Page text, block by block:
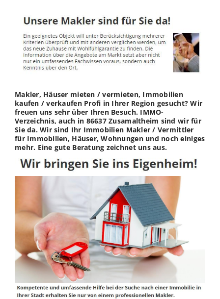
Makler, Häuser mieten / vermieten, Immobilien
kaufen / verkaufen Profi in Ihrer Region gesucht? Wir
freuen uns sehr über Ihren Besuch. IMMO-
Verzeichnis, auch in 86637 Zusamaltheim sind wir für
Sie da. Wir sind Ihr Immobilien Makler / Vermittler
für Immobilien, Häuser, Wohnungen und noch einiges
mehr. Eine gute Beratung zeichnet uns aus.